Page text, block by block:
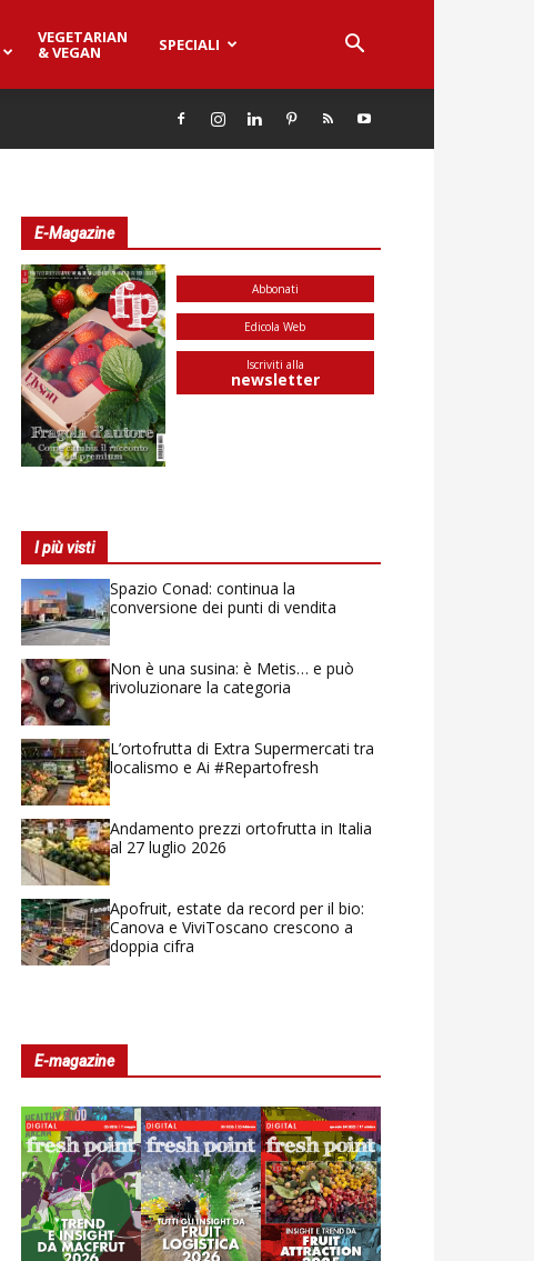
VEGETARIAN
& VEGAN SPECIALI
E-Magazine
Abbonati
Edicola Web
Iscriviti alla
newsletter
I più visti
Spazio Conad: continua la
conversione dei punti di vendita
Non è una susina: è Metis… e può
rivoluzionare la categoria
L’ortofrutta di Extra Supermercati tra
localismo e Ai #Repartofresh
Andamento prezzi ortofrutta in Italia
al 27 luglio 2026
Apofruit, estate da record per il bio:
Canova e ViviToscano crescono a
doppia cifra
E-magazine